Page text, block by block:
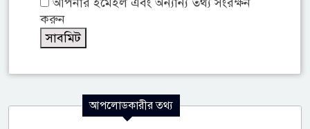
করুন
আপলোডকারীর তথ্য